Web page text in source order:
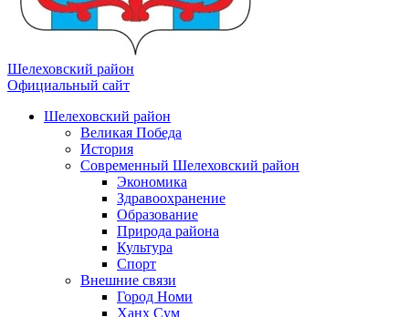
Шелеховский район
Официальный сайт
Шелеховский район
Великая Победа
История
Современный Шелеховский район
Экономика
Здравоохранение
Образование
Природа района
Культура
Спорт
Внешние связи
Город Номи
Ханх Сум